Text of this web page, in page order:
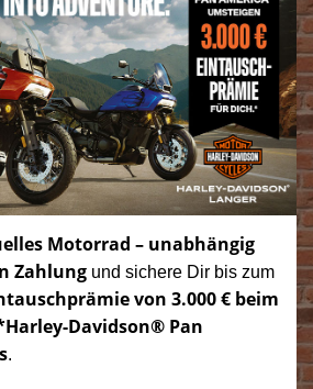
Motorrad – unabhängig
Zahlung und sichere Dir bis zum
von 3.000 € beim
Davidson® Pan
.